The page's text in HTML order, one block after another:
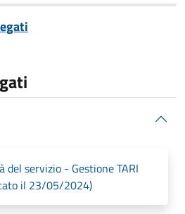
del servizio - Gestione TARI
il 23/05/2024)